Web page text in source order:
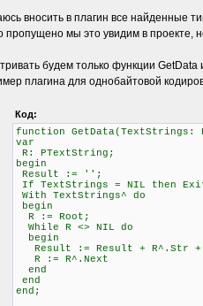
вносить в плагин все найденные
пропущено мы это увидим в проекте,
будем только функции
плагина для однобайтовой
Код:
function
var
R: PTextString;
begin
Result := '';
If TextStrings = NIL then
With TextStrings^ do
begin
R := Root;
While R <> NIL do
begin
Result := Result + R^.Str +
R := R^.Next
end
end
end;